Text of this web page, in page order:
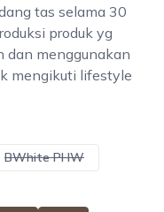
tas selama 30
produk yg
dan menggunakan
mengikuti lifestyle
BWhite PHW